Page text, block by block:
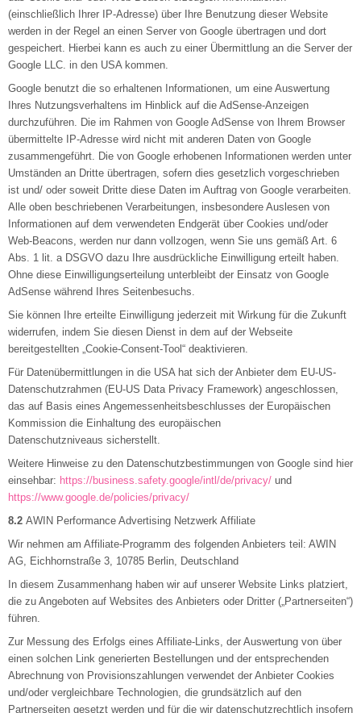
(einschließlich Ihrer IP-Adresse) über Ihre Benutzung dieser Website
werden in der Regel an einen Server von Google übertragen und dort
gespeichert. Hierbei kann es auch zu einer Übermittlung an die Server der
Google LLC. in den USA kommen.
Google benutzt die so erhaltenen Informationen, um eine Auswertung
Ihres Nutzungsverhaltens im Hinblick auf die AdSense-Anzeigen
durchzuführen. Die im Rahmen von Google AdSense von Ihrem Browser
übermittelte IP-Adresse wird nicht mit anderen Daten von Google
zusammengeführt. Die von Google erhobenen Informationen werden unter
Umständen an Dritte übertragen, sofern dies gesetzlich vorgeschrieben
ist und/ oder soweit Dritte diese Daten im Auftrag von Google verarbeiten.
Alle oben beschriebenen Verarbeitungen, insbesondere Auslesen von
Informationen auf dem verwendeten Endgerät über Cookies und/oder
Web-Beacons, werden nur dann vollzogen, wenn Sie uns gemäß Art. 6
Abs. 1 lit. a DSGVO dazu Ihre ausdrückliche Einwilligung erteilt haben.
Ohne diese Einwilligungserteilung unterbleibt der Einsatz von Google
AdSense während Ihres Seitenbesuchs.
Sie können Ihre erteilte Einwilligung jederzeit mit Wirkung für die Zukunft
widerrufen, indem Sie diesen Dienst in dem auf der Webseite
bereitgestellten „Cookie-Consent-Tool“ deaktivieren.
Für Datenübermittlungen in die USA hat sich der Anbieter dem EU-US-
Datenschutzrahmen (EU-US Data Privacy Framework) angeschlossen,
das auf Basis eines Angemessenheitsbeschlusses der Europäischen
Kommission die Einhaltung des europäischen
Datenschutzniveaus sicherstellt.
Weitere Hinweise zu den Datenschutzbestimmungen von Google sind hier
einsehbar: https://business.safety.google/intl /de/privacy/ und
https://www.google.de/policies/privacy/
8.2 AWIN Performance Advertising Netzwerk Affiliate
Wir nehmen am Affiliate-Programm des folgenden Anbieters teil: AWIN
AG, Eichhornstraße 3, 10785 Berlin, Deutschland
In diesem Zusammenhang haben wir auf unserer Website Links platziert,
die zu Angeboten auf Websites des Anbieters oder Dritter („Partnerseiten“)
führen.
Zur Messung des Erfolgs eines Affiliate-Links, der Auswertung von über
einen solchen Link generierten Bestellungen und der entsprechenden
Abrechnung von Provisionszahlungen verwendet der Anbieter Cookies
und/oder vergleichbare Technologien, die grundsätzlich auf den
Partnerseiten gesetzt werden und für die wir datenschutzrechtlich insofern